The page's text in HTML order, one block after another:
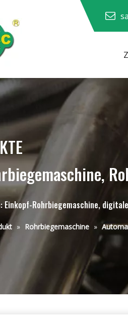
Einkopf-Rohrbiegemaschine,
» Rohrbiegemaschine »